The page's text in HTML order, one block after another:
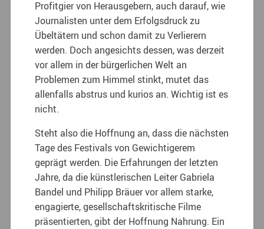
Profitgier von Herausgebern, auch darauf, wie
Journalisten unter dem Erfolgsdruck zu
Übeltätern und schon damit zu Verlierern
werden. Doch angesichts dessen, was derzeit
vor allem in der bürgerlichen Welt an
Problemen zum Himmel stinkt, mutet das
allenfalls abstrus und kurios an. Wichtig ist es
nicht.
Steht also die Hoffnung an, dass die nächsten
Tage des Festivals von Gewichtigerem
geprägt werden. Die Erfahrungen der letzten
Jahre, da die künstlerischen Leiter Gabriela
Bandel und Philipp Bräuer vor allem starke,
engagierte, gesellschaftskritische Filme
präsentierten, gibt der Hoffnung Nahrung. Ein